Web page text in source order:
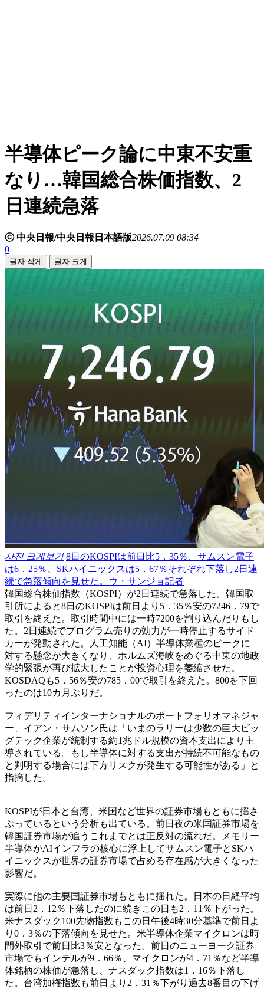
半導体ピーク論に中東不安重
なり…韓国総合株価指数、2
日連続急落
ⓒ 中央日報/中央日報日本語版2026.07.09 08:34
0
글자 작게 글자 크게
사진 크게보기 8日のKOSPIは前日比5．35％、サムスン電子
は6．25％、SKハイニックスは5．67％それぞれ下落し2日連
続で急落傾向を見せた。ウ・サンジョ記者
韓国総合株価指数（KOSPI）が2日連続で急落した。韓国取
引所によると8日のKOSPIは前日より5．35％安の7246．79で
取引を終えた。取引時間中には一時7200を割り込んだりもし
た。2日連続でプログラム売りの効力が一時停止するサイド
カーが発動された。人工知能（AI）半導体業種のピークに
対する懸念が大きくなり、ホルムズ海峡をめぐる中東の地政
学的緊張が再び拡大したことが投資心理を萎縮させた。
KOSDAQも5．56％安の785．00で取引を終えた。800を下回
ったのは10カ月ぶりだ。
フィデリティインターナショナルのポートフォリオマネジャ
ー、イアン・サムソン氏は「いまのラリーは少数の巨大ビッ
グテック企業が統制する約1兆ドル規模の資本支出により主
導されている。もし半導体に対する支出が持続不可能なもの
と判明する場合には下方リスクが発生する可能性がある」と
指摘した。
KOSPIが日本と台湾、米国など世界の証券市場もともに揺さ
ぶっているという分析も出ている。前日夜の米国証券市場を
韓国証券市場が追うこれまでとは正反対の流れだ。メモリー
半導体がAIインフラの核心に浮上してサムスン電子とSKハ
イニックスが世界の証券市場で占める存在感が大きくなった
影響だ。
実際に他の主要国証券市場もともに揺れた。日本の日経平均
は前日2．12％下落したのに続きこの日も2．11％下がった。
米ナスダック100先物指数もこの日午後4時30分基準で前日よ
り0．3％の下落傾向を見せた。米半導体企業マイクロンは時
間外取引で前日比3％安となった。前日のニューヨーク証券
市場でもインテルが9．66％、マイクロンが4．71％など半導
体銘柄の株価が急落し、ナスダック指数は1．16％下落し
た。台湾加権指数も前日より2．31％下がり過去8番目の下げ